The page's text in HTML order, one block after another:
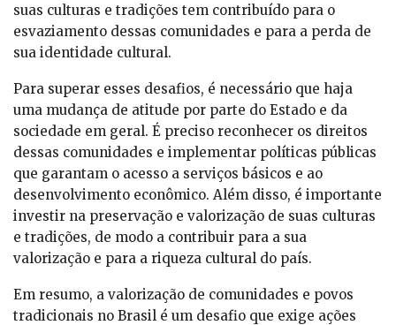
suas culturas e tradições tem contribuído para o
esvaziamento dessas comunidades e para a perda de
sua identidade cultural.
Para superar esses desafios, é necessário que haja
uma mudança de atitude por parte do Estado e da
sociedade em geral. É preciso reconhecer os direitos
dessas comunidades e implementar políticas públicas
que garantam o acesso a serviços básicos e ao
desenvolvimento econômico. Além disso, é importante
investir na preservação e valorização de suas culturas
e tradições, de modo a contribuir para a sua
valorização e para a riqueza cultural do país.
Em resumo, a valorização de comunidades e povos
tradicionais no Brasil é um desafio que exige ações